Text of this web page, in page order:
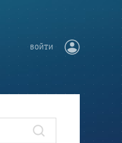
ВОЙТИ